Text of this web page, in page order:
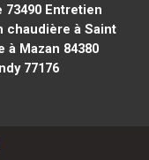
73490 Entretien
chaudière à Saint
Mazan 84380
77176